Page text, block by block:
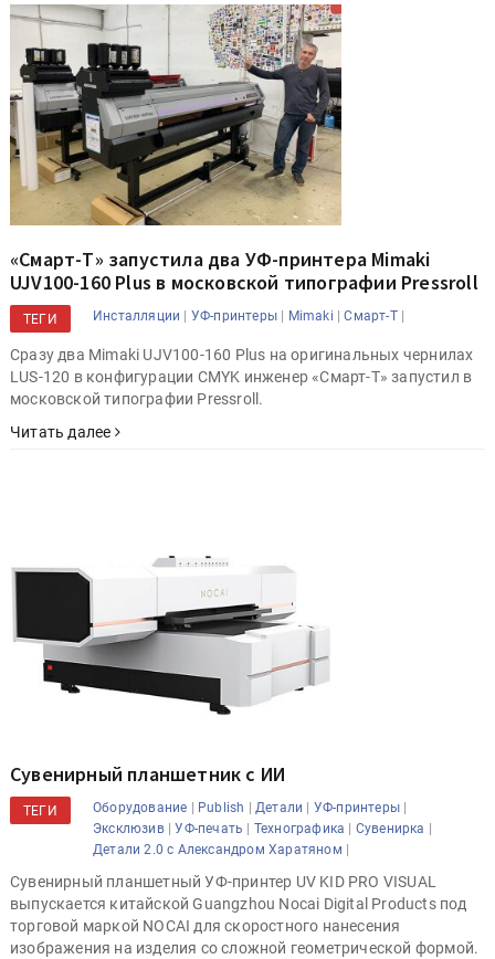
«Смарт-Т» запустила два УФ-принтера Mimaki
UJV100-160 Plus в московской типографии Pressroll
ТЕГИ Инсталляции | УФ-принтеры | Mimaki |Смарт-Т|
Сразу два Mimaki UJV100-160 Plus на оригинальных чернилах
LUS-120 в конфигурации CMYK инженер «Смарт-Т» запустил в
московской типографии Pressroll.
Читать далее
Сувенирный планшетник с ИИ
ТЕГИ Оборудование | Publish |Детали | УФ-принтеры |
Эксклюзив|УФ-печать | Технографика | Сувенирка |
Детали 2.0 с Александром Харатяном |
Сувенирный планшетный УФ-принтер UV KID PRO VISUAL
выпускается китайской Guangzhou Nocai Digital Products под
торговой маркой NOCAI для скоростного нанесения
изображения на изделия со сложной геометрической формой.